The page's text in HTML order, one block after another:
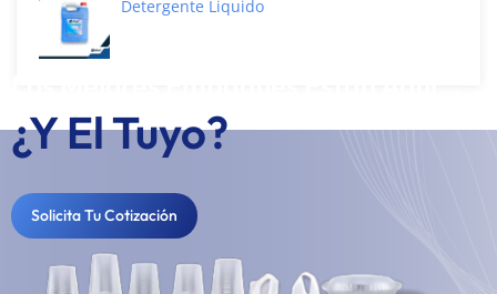
Detergente Liquido
¿Y El Tuyo?
Solicita Tu Cotización